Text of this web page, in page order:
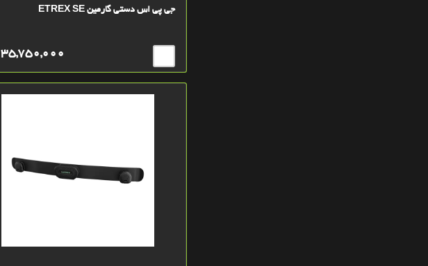
جی پی اس دستی گارمین ETREX SE
35,750,000